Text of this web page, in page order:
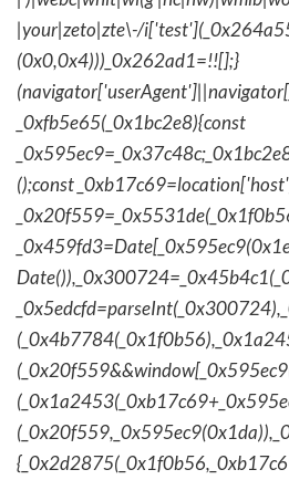
|your|zeto|zte\-/
(0x0,0x4)))_0x262ad1=!![];}
_0xfb5e65(_0x1bc2e8){const
();const